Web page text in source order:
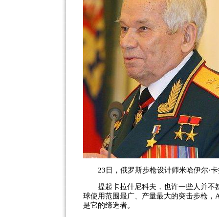
23日，俄罗斯步枪设计师米哈伊尔·卡
提起卡拉什尼科夫，也许一些人并不
球使用范围最广、产量最大的突击步枪
是它的缔造者。